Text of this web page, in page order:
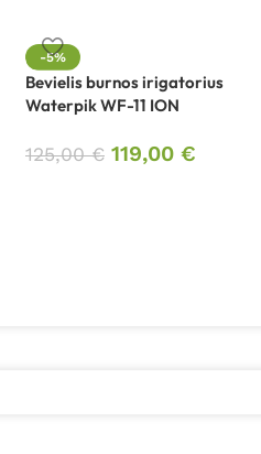
-5%
Bevielis burnos irigatorius
Waterpik WF-11 ION
125,00€ 119,00 €